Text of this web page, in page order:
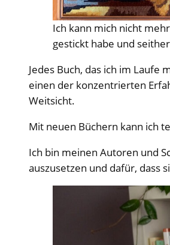
Ich kann mich nicht
gestickt habe und
Jedes Buch, das ich im Laufe
einen der konzentrierten
Weitsicht.
Mit neuen Büchern kann ich
Ich bin meinen Autoren und
auszusetzen und dafür, dass